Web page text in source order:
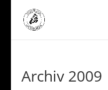
Archiv 2009